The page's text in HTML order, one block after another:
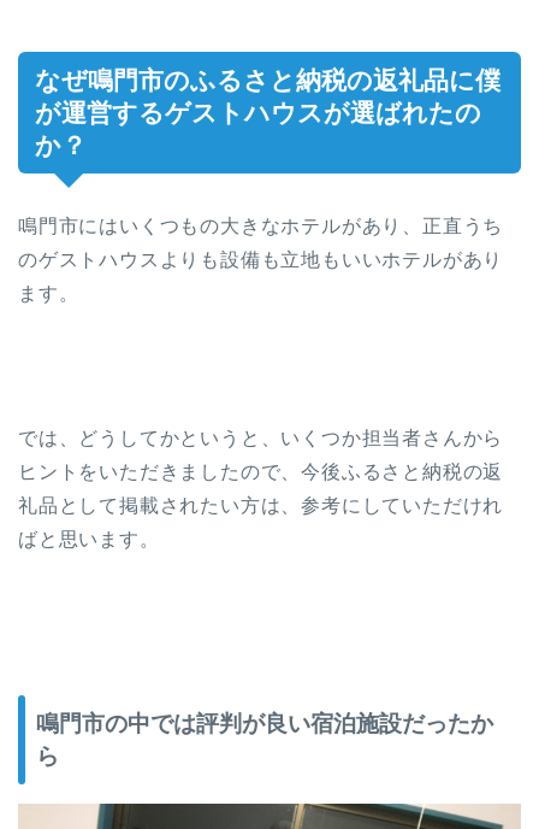
なぜ鳴門市のふるさと納税の返礼品に僕
が運営するゲストハウスが選ばれたの
か？
鳴門市にはいくつもの大きなホテルがあり、正直うち
のゲストハウスよりも設備も立地もいいホテルがあり
ます。
では、どうしてかというと、いくつか担当者さんから
ヒントをいただきましたので、今後ふるさと納税の返
礼品として掲載されたい方は、参考にしていただけれ
ばと思います。
鳴門市の中では評判が良い宿泊施設だったか
ら